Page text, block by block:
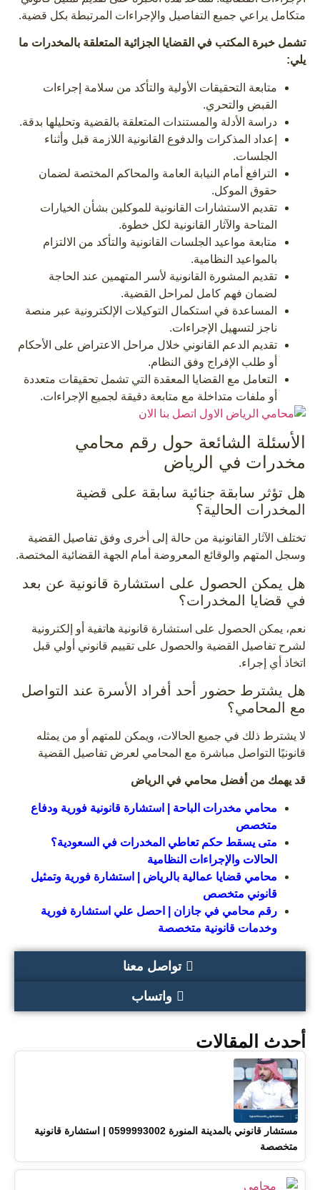
تواصل معنا
واتساب
أحدث المقالات
مستشار قانوني بالمدينة المنورة 0599993002 | استشارة قانونية
متخصصة
متكامل يراعي جميع التفاصيل والإجراءات المرتبطة بكل قضية.
تشمل خبرة المكتب في القضايا الجزائية المتعلقة بالمخدرات ما
يلي:
متابعة التحقيقات الأولية والتأكد من سلامة إجراءات
القبض والتحري.
دراسة الأدلة والمستندات المتعلقة بالقضية وتحليلها بدقة.
إعداد المذكرات والدفوع القانونية اللازمة قبل وأثناء
الجلسات.
الترافع أمام النيابة العامة والمحاكم المختصة لضمان
حقوق الموكل.
تقديم الاستشارات القانونية للموكلين بشأن الخيارات
المتاحة والآثار القانونية لكل خطوة.
متابعة مواعيد الجلسات القانونية والتأكد من الالتزام
بالمواعيد النظامية.
تقديم المشورة القانونية لأسر المتهمين عند الحاجة
لضمان فهم كامل لمراحل القضية.
المساعدة في استكمال التوكيلات الإلكترونية عبر منصة
ناجز لتسهيل الإجراءات.
تقديم الدعم القانوني خلال مراحل الاعتراض على الأحكام
أو طلب الإفراج وفق النظام.
التعامل مع القضايا المعقدة التي تشمل تحقيقات متعددة
أو ملفات متداخلة مع متابعة دقيقة لجميع الإجراءات.
الأسئلة الشائعة حول رقم محامي
مخدرات في الرياض
هل تؤثر سابقة جنائية سابقة على قضية
المخدرات الحالية؟
تختلف الآثار القانونية من حالة إلى أخرى وفق تفاصيل القضية
وسجل المتهم والوقائع المعروضة أمام الجهة القضائية المختصة.
هل يمكن الحصول على استشارة قانونية عن بعد
في قضايا المخدرات؟
نعم، يمكن الحصول على استشارة قانونية هاتفية أو إلكترونية
لشرح تفاصيل القضية والحصول على تقييم قانوني أولي قبل
اتخاذ أي إجراء.
هل يشترط حضور أحد أفراد الأسرة عند التواصل
مع المحامي؟
لا يشترط ذلك في جميع الحالات، ويمكن للمتهم أو من يمثله
قانونيًا التواصل مباشرة مع المحامي لعرض تفاصيل القضية
قد يهمك من أفضل محامي في الرياض
محامي مخدرات الباحة | استشارة قانونية فورية ودفاع
متخصص
متى يسقط حكم تعاطي المخدرات في السعودية؟
الحالات والإجراءات النظامية
محامي قضايا عمالية بالرياض | استشارة فورية وتمثيل
قانوني متخصص
رقم محامي في جازان | احصل علي استشارة فورية
وخدمات قانونية متخصصة